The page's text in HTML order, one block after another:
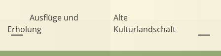
Ausflüge und
Erholung
Alte
Kulturlandschaft